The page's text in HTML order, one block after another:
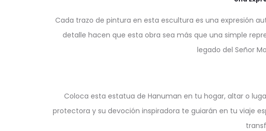
Cada trazo de pintura en esta escultura es una expresión
detalle hacen que esta obra sea más que una simple
legado del Señor
Coloca esta estatua de Hanuman en tu hogar, altar o
protectora y su devoción inspiradora te guiarán en tu viaje